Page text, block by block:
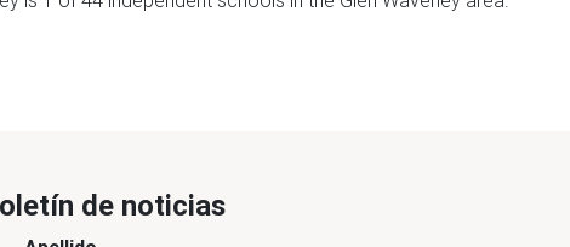
de noticias